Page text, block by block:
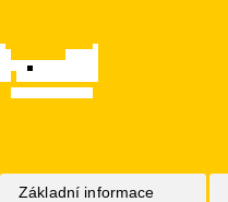
Základní informace